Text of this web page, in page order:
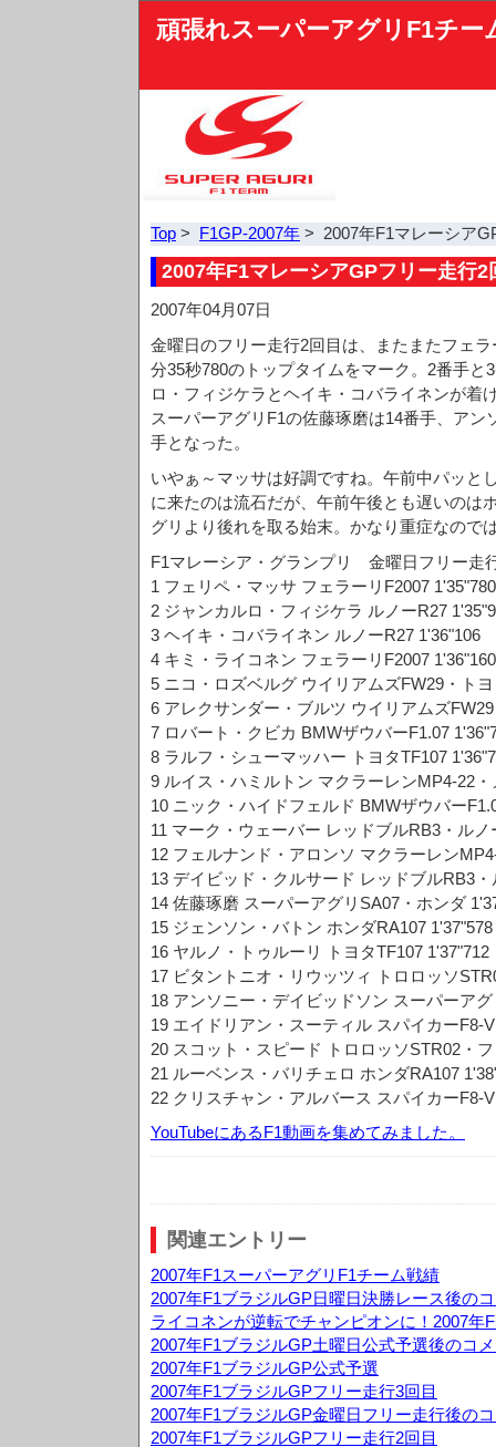
頑張れスーパーアグリF1チー
Top > F1GP-2007年 > 2007年F1マレーシア
2007年F1マレーシアGPフリー走行2
2007年04月07日
金曜日のフリー走行2回目は、またまたフェ
分35秒780のトップタイムをマーク。2番手と
ロ・フィジケラとヘイキ・コバライネンが着
スーパーアグリF1の佐藤琢磨は14番手、アン
手となった。
いやぁ～マッサは好調ですね。午前中パッと
に来たのは流石だが、午前午後とも遅いのは
グリより後れを取る始末。かなり重症なので
F1マレーシア・グランプリ 金曜日フリー走
1 フェリペ・マッサ フェラーリF2007 1'35"780
2 ジャンカルロ・フィジケラ ルノーR27
3 ヘイキ・コバライネン ルノーR27 1'36"106
4 キミ・ライコネン フェラーリF2007 1'36"160
5 ニコ・ロズベルグ ウイリアムズFW29・ト
6 アレクサンダー・ブルツ ウイリアムズ
7 ロバート・クビカ BMWザウバーF1.07
8 ラルフ・シューマッハー トヨタTF107
9 ルイス・ハミルトン マクラーレンMP4-22
10 ニック・ハイドフェルド BMWザウバー
11 マーク・ウェーバー レッドブルRB3・ルノ
12 フェルナンド・アロンソ マクラーレン
13 デイビッド・クルサード レッドブルRB3・
14 佐藤琢磨 スーパーアグリSA07・ホンダ
15 ジェンソン・バトン ホンダRA107 1'37"578
16 ヤルノ・トゥルーリ トヨタTF107 1'37"712
17 ビタントニオ・リウッツィ トロロッソ
18 アンソニー・デイビッドソン スーパーア
19 エイドリアン・スーティル スパイカーF8-
20 スコット・スピード トロロッソSTR02・
21 ルーベンス・バリチェロ ホンダRA107
22 クリスチャン・アルバース スパイカーF8-
YouTubeにあるF1動画を集めてみました。
関連エントリー
2007年F1スーパーアグリF1チーム戦績
2007年F1ブラジルGP日曜日決勝レース後の
ライコネンが逆転でチャンピオンに！2007年
2007年F1ブラジルGP土曜日公式予選後のコ
2007年F1ブラジルGP公式予選
2007年F1ブラジルGPフリー走行3回目
2007年F1ブラジルGP金曜日フリー走行後の
2007年F1ブラジルGPフリー走行2回目